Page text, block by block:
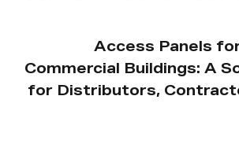
Access
Commercial
for Distributors,
07